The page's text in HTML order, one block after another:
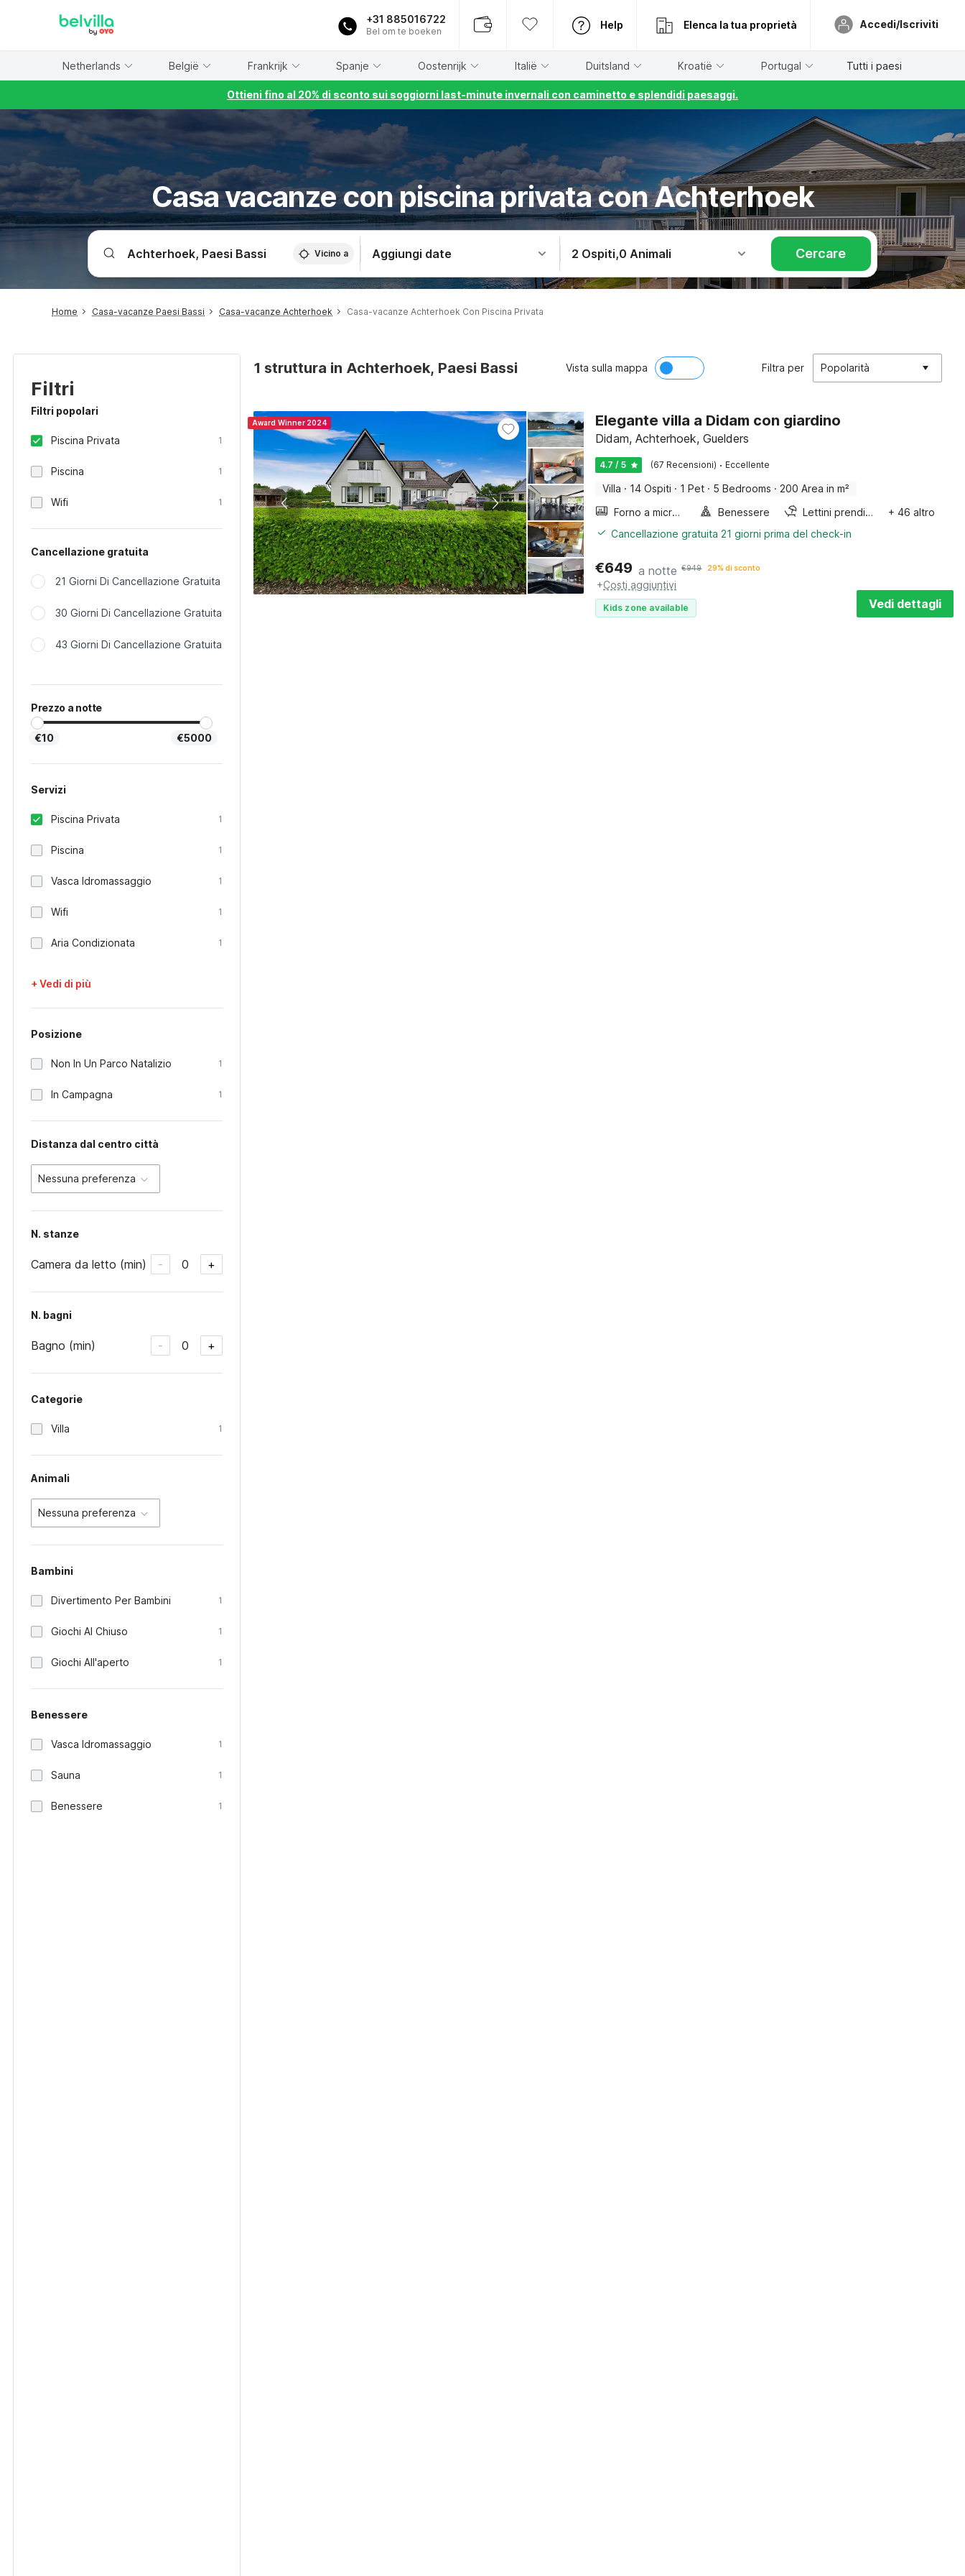
+31 885016722
Bel om te boeken
Help Elenca la tua proprietà Accedi/Iscriviti
Netherlands België Frankrijk Spanje Oostenrijk Italië Duitsland Kroatië Portugal Tutti i paesi
Ottieni fino al 20% di sconto sui soggiorni last-minute invernali con caminetto e splendidi paesaggi.
Casa vacanze con piscina privata con Achterhoek
Vicino a Aggiungi date 2 Ospiti,0 Animali Cercare
Home Casa-vacanze Paesi Bassi Casa-vacanze Achterhoek Casa-vacanze Achterhoek Con Piscina Privata
Filtri
Filtri popolari
Piscina Privata 1
Piscina 1
Wifi 1
Cancellazione gratuita
21 Giorni Di Cancellazione Gratuita
30 Giorni Di Cancellazione Gratuita
43 Giorni Di Cancellazione Gratuita
Prezzo a notte
€10 €5000
Servizi
Piscina Privata 1
Piscina 1
Vasca Idromassaggio 1
Wifi 1
Aria Condizionata 1
+ Vedi di più
Posizione
Non In Un Parco Natalizio 1
In Campagna 1
Distanza dal centro città
Nessuna preferenza
N. stanze
Camera da letto (min) - 0 +
N. bagni
Bagno (min) - 0 +
Categorie
Villa 1
Animali
Nessuna preferenza
Bambini
Divertimento Per Bambini 1
Giochi Al Chiuso 1
Giochi All'aperto 1
Benessere
Vasca Idromassaggio 1
Sauna 1
Benessere 1
1 struttura in Achterhoek, Paesi Bassi Vista sulla mappa Filtra per Popolarità
Award Winner 2024 Elegante villa a Didam con giardino
Didam, Achterhoek, Guelders
4.7 / 5 (67 Recensioni) · Eccellente
Villa · 14 Ospiti · 1 Pet · 5 Bedrooms · 200 Area in m²
Forno a microonde combinato
Benessere Lettini prendisole
+ 46 altro
Cancellazione gratuita 21 giorni prima del check-in
€649 a notte €949 29% di sconto
+Costi aggiuntivi
Kids zone available Vedi dettagli